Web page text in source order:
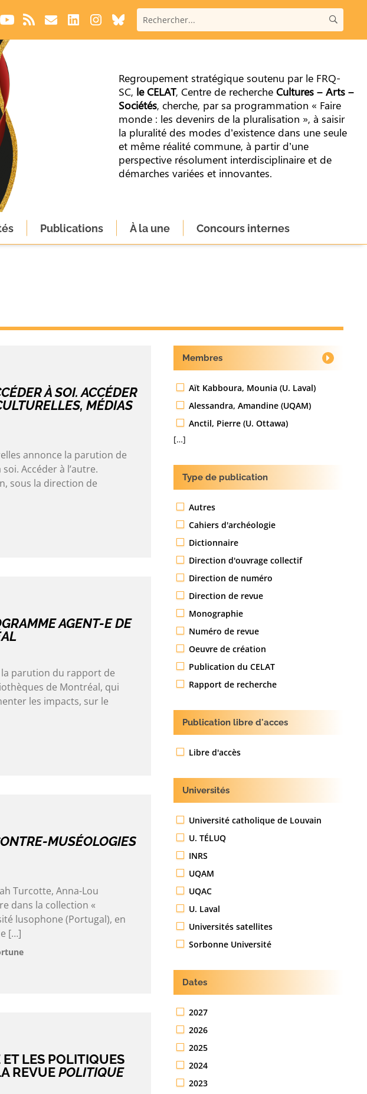
Regroupement stratégique soutenu par le FRQ-
SC, le CELAT, Centre de recherche Cultures – Arts –
Sociétés, cherche, par sa programmation « Faire
monde : les devenirs de la pluralisation », à saisir
la pluralité des modes d’existence dans une seule
et même réalité commune, à partir d’une
perspective résolument interdisciplinaire et de
démarches variées et innovantes.
Publications À la une Concours internes
À SOI. ACCÉDER
MÉDIAS
annonce la parution de
Accéder à l’autre.
sous la direction de
AGENT-E DE
la parution du rapport de
de Montréal, qui
les impacts, sur le
MUSÉOLOGIES
Turcotte, Anna-Lou
dans la collection «
lusophone (Portugal), en
[…]
LES POLITIQUES
REVUEPOLITIQUE
Membres
Aït Kabboura, Mounia (U. Laval)
Alessandra, Amandine (UQAM)
Anctil, Pierre (U. Ottawa)
[…]
Type de publication
Autres
Cahiers d'archéologie
Dictionnaire
Direction d'ouvrage collectif
Direction de numéro
Direction de revue
Monographie
Numéro de revue
Oeuvre de création
Publication du CELAT
Rapport de recherche
Publication libre d'acces
Libre d'accès
Universités
Université catholique de Louvain
U. TÉLUQ
INRS
UQAM
UQAC
U. Laval
Universités satellites
Sorbonne Université
Dates
2027
2026
2025
2024
2023